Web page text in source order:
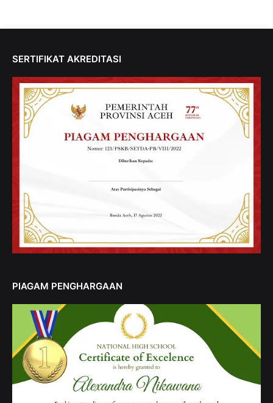
SERTIFIKAT AKREDITASI
PIAGAM PENGHARGAAN